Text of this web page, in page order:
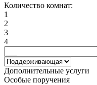
Количество комнат:
1
2
3
4
Дополнительные услуги
Особые поручения